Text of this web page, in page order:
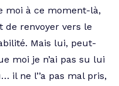
moi à ce moment-là,
de renvoyer vers le
Mais lui, peut-
moi je n’ai pas su lui
il ne l’’a pas mal pris,